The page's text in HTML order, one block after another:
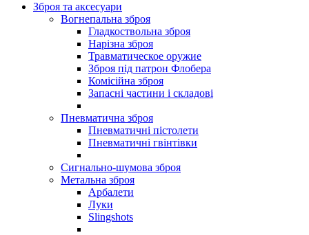
Зброя та аксесуари
Вогнепальна зброя
Гладкоствольна зброя
Нарізна зброя
Травматическое оружие
Зброя під патрон Флобера
Комісійна зброя
Запасні частини і складові
Пневматична зброя
Пневматичні пістолети
Пневматичні гвінтівки
Сигнально-шумова зброя
Метальна зброя
Арбалети
Луки
Slingshots